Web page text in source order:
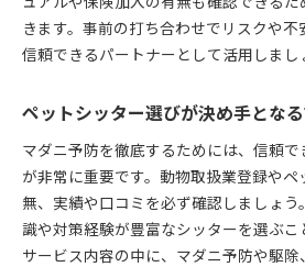
きます。事前の打ち合わせでリスクや不
信頼できるパートナーとして活用しまし
ペットシッター選びが決め手とな
マダニ予防を徹底するためには、信頼
が非常に重要です。動物取扱業登録や
無、実績や口コミを必ず確認しましょ
識や対策経験が豊富なシッターを選ぶこ
サービス内容の中に、マダニ予防や駆